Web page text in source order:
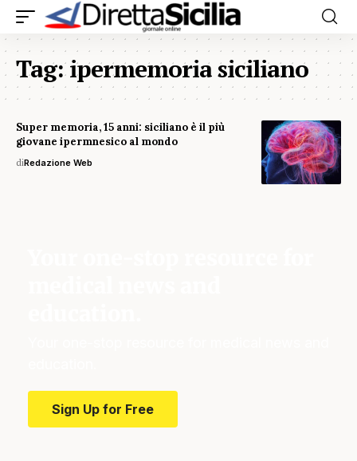
Tag:ipermemoria siciliano
Super memoria, 15 anni: siciliano è il più
giovane ipermnesico al mondo
diRedazione Web
Sign Up for Free